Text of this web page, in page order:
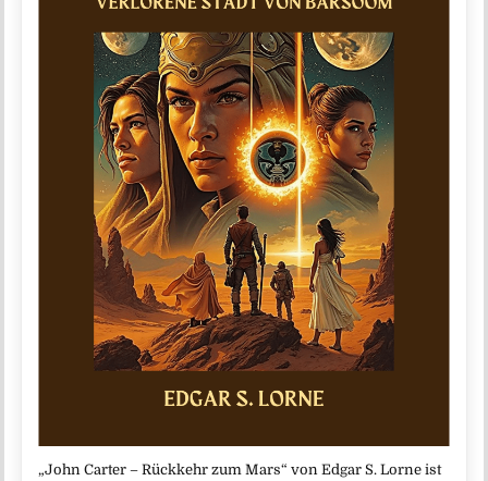
„John Carter – Rückkehr zum Mars“ von Edgar S. Lorne ist